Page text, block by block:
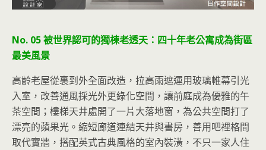
No. 05 被世界認可的獨棟老透天：四十年老公寓成為街區
最美風景
高齡老屋從裏到外全面改造，拉高雨遮運用玻璃帷幕引光
入室，改善通風採光外更綠化空間，讓前庭成為優雅的午
茶空間；樓梯天井處開了一片大落地窗，為公共空間打了
漂亮的蘋果光。縮短廊道連結天井與書房，善用吧裡格間
取代實牆，搭配英式古典風格的室內裝潢，不只一家人住